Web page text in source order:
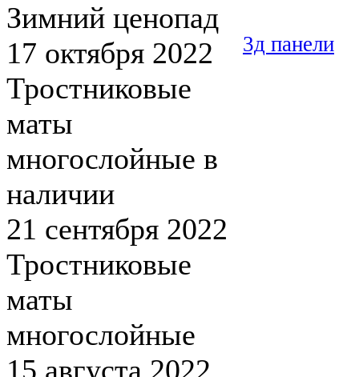
Зимний ценопад
17 октября 2022
Тростниковые
маты
многослойные в
наличии
21 сентября 2022
Тростниковые
маты
многослойные
15 августа 2022
3д панели